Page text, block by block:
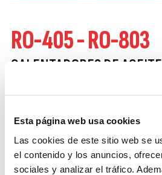
Esta página web usa cookies
Las cookies de este sitio web se
el contenido y los anuncios,
sociales y analizar el tráfico.
RO-405 - RO-803
CALENTADORES DE ACEITE
Calentadores en contacto con
aceite descienda por debajo de
determinado. Dicho valor se
de un termostato interno.